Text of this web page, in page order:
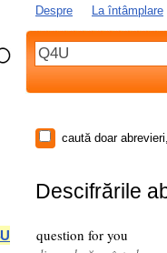
Despre La întâmplare
caută doar
Descifrările
question for you